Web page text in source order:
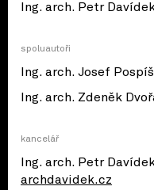
Ing. arch. Petr
spoluautoři
Ing. arch. Josef
Ing. arch. Zdeněk
kancelář
Ing. arch. Petr
archdavidek.cz